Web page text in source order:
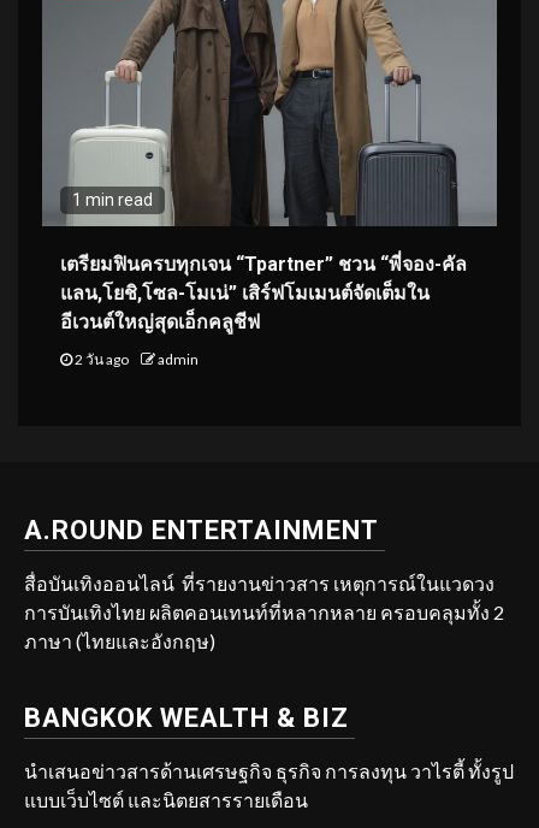
1 min read
เตรียมฟินครบทุกเจน “Tpartner” ชวน “พี่จอง-คัล
แลน,โยชิ,โซล-โมเน่” เสิร์ฟโมเมนต์จัดเต็มใน
อีเวนต์ใหญ่สุดเอ็กคลูชีฟ
2 วัน ago admin
A.ROUND ENTERTAINMENT
สื่อบันเทิงออนไลน์ ที่รายงานข่าวสาร เหตุการณ์ในแวดวง
การบันเทิงไทย ผลิตคอนเทนท์ที่หลากหลาย ครอบคลุมทั้ง 2
ภาษา (ไทยและอังกฤษ)
BANGKOK WEALTH & BIZ
นำเสนอข่าวสารด้านเศรษฐกิจ ธุรกิจ การลงทุน วาไรตี้ ทั้งรูป
แบบเว็บไซต์ และนิตยสารรายเดือน